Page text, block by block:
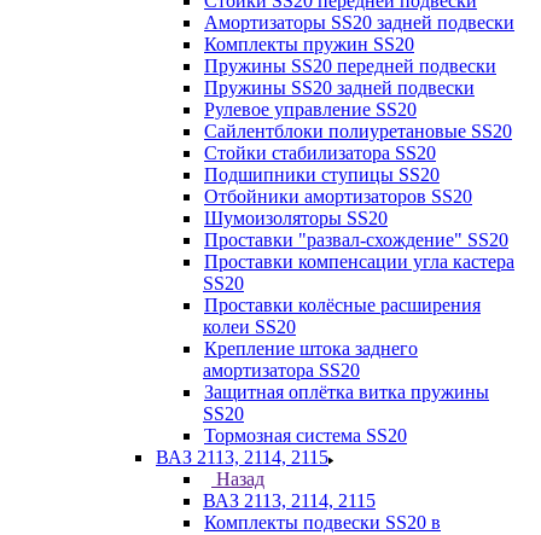
Амортизаторы SS20 задней подвески
Комплекты пружин SS20
Пружины SS20 передней подвески
Пружины SS20 задней подвески
Рулевое управление SS20
Сайлентблоки полиуретановые SS20
Стойки стабилизатора SS20
Подшипники ступицы SS20
Отбойники амортизаторов SS20
Шумоизоляторы SS20
Проставки "развал-схождение" SS20
Проставки компенсации угла кастера
SS20
Проставки колёсные расширения
колеи SS20
Крепление штока заднего
амортизатора SS20
Защитная оплётка витка пружины
SS20
Тормозная система SS20
ВАЗ 2113, 2114, 2115
Назад
ВАЗ 2113, 2114, 2115
Комплекты подвески SS20 в